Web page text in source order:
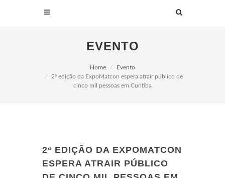
EVENTO
Home
Evento
2ª edição da ExpoMatcon espera atrair público de
cinco mil pessoas em Curitiba
2ª EDIÇÃO DA EXPOMATCON
ESPERA ATRAIR PÚBLICO